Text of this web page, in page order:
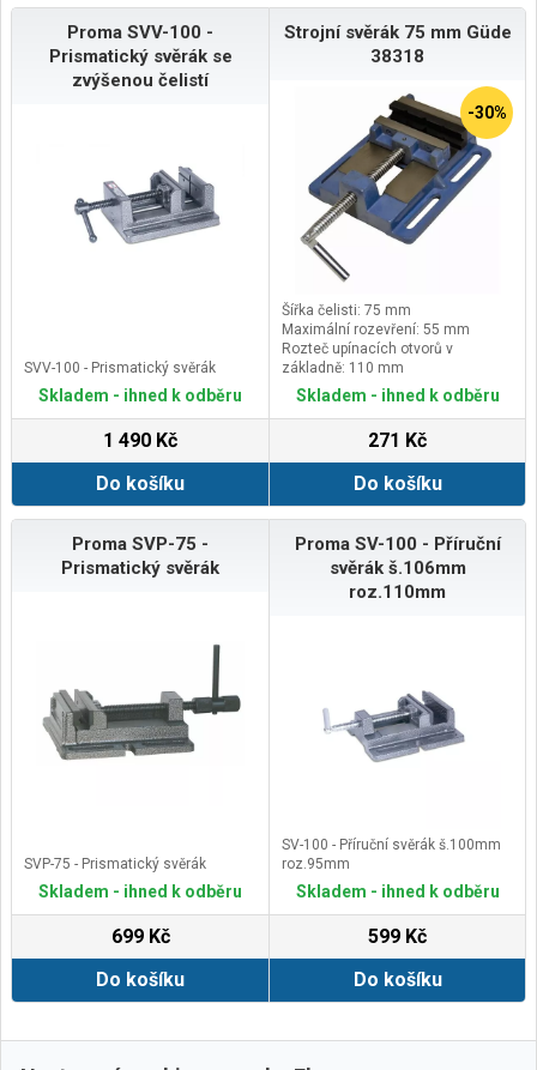
Proma SVV-100 -
Prismatický svěrák se
zvýšenou čelistí
SVV-100 - Prismatický svěrák
Skladem - ihned k odběru
1 490 Kč
Do košíku
Strojní svěrák 75 mm Güde
38318
-30%
Šířka čelisti: 75 mm
Maximální rozevření: 55 mm
Rozteč upínacích otvorů v
základně: 110 mm
Kompatibilita s modely vrtaček
GUDE®: 55120, 55190, 55191,
55192,
Skladem - ihned k odběru
271 Kč
Do košíku
Proma SVP-75 -
Prismatický svěrák
SVP-75 - Prismatický svěrák
Skladem - ihned k odběru
699 Kč
Do košíku
Proma SV-100 - Příruční
svěrák š.106mm
roz.110mm
SV-100 - Příruční svěrák š.100mm
roz.95mm
Skladem - ihned k odběru
599 Kč
Do košíku